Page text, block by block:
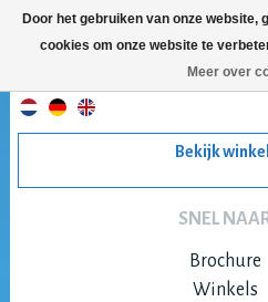
Bekijk
SNEL
Brochure
Winkels
Door het gebruiken van onze website,
cookies om onze website te
Meer over